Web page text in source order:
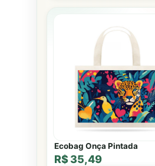
Ecobag Onça Pintada
R$ 35,49